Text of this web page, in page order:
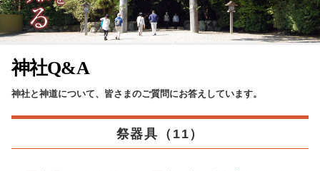
神社Q&A
神社と神道について、皆さまのご質問にお答えしています。
祭器具（11）